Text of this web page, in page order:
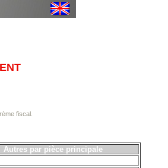
fiscal.
Autres par pièce principale